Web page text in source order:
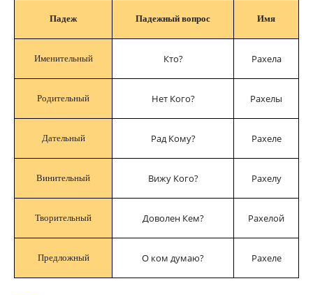
Падеж Падежный вопрос Имя
Именительный Кто? Рахела
Родительный Нет Кого? Рахелы
Дательный Рад Кому? Рахеле
Винительный Вижу Кого? Рахелу
Творительный Доволен Кем? Рахелой
Предложный О ком думаю? Рахеле